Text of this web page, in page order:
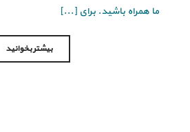
ما همراه باشید. برای [...]
بیشتر بخوانید